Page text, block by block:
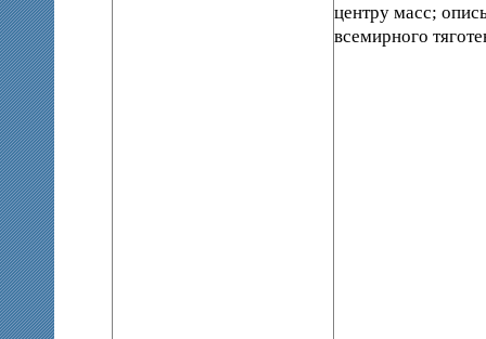
центру масс;
всемирного